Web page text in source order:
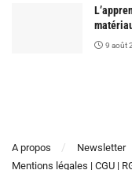
9 août
A propos Newsletter
Mentions légales | CGU |